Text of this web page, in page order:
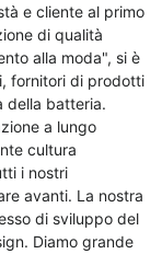
e cliente al primo
di qualità
alla moda", si è
fornitori di prodotti
della batteria.
a lungo
cultura
i nostri
avanti. La nostra
di sviluppo del
Diamo grande